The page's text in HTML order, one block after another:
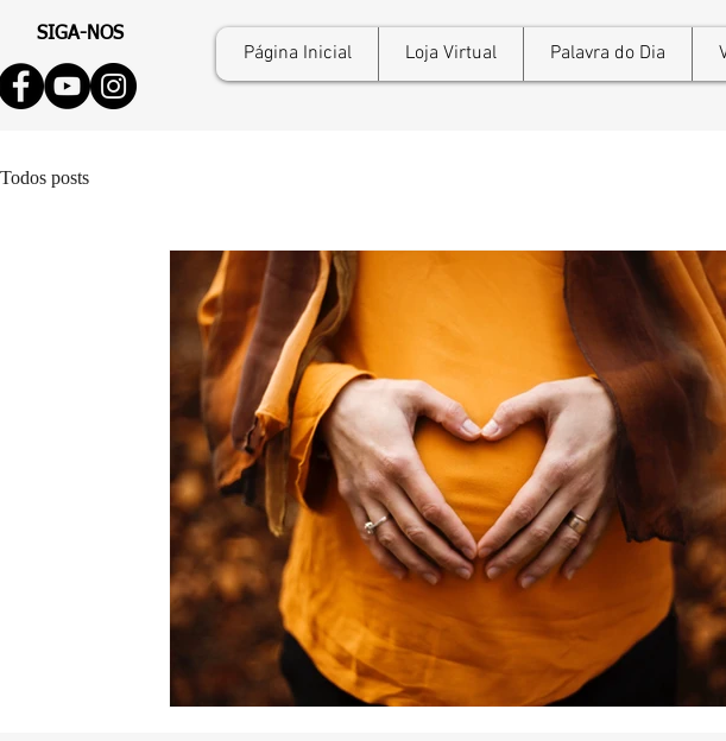
SIGA-NOS
Página Inicial Loja Virtual Palavra do Dia
Todos posts